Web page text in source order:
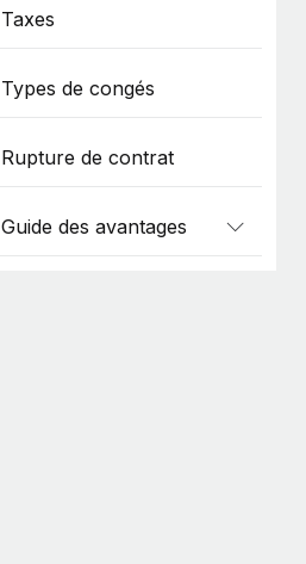
Taxes
Types de congés
Rupture de contrat
Guide des avantages